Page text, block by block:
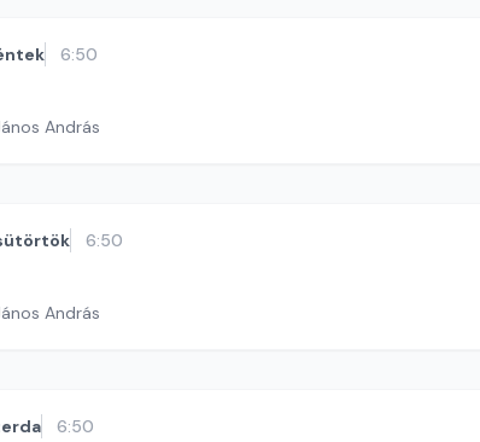
6:50
András
6:50
András
6:50